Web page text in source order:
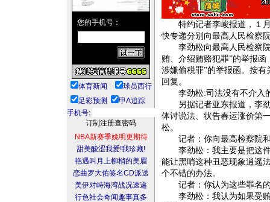
体育新闻
球员西行
足彩预测
甲A追踪
手机号:
NBA新赛季姚明更期待
甜美酸涩我爱!我珍藏!
艳遇叫月上柳梢的美眉
恋曲罗大佑签名CD派送
美伊对峙海湾战况速递
行色社会奇闻趣事真多
特约记者李峻报道，１月
快专递分别向最高人民检察
李劲松向最高人民检察院
贿、介绍贿赂犯罪”的举报
涉嫌偷税罪”的举报函。按
回复。
李劲松:司法没有不介入
另据记者亚东报道，李劲
体讨说法、状告春运涨价第
松。
记者：你向最高检察院和
李劲松：我主要是把这件
能让黑哨这种丑恶现象逍遥
个不错的办法。
记者：你认为这些罪名的
李劲松：我认为如果受贿